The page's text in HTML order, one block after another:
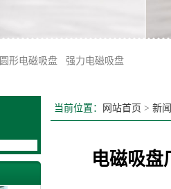
圆形电磁吸盘 强力电磁吸盘
当前位置： 网站首页 > 新
电磁吸盘